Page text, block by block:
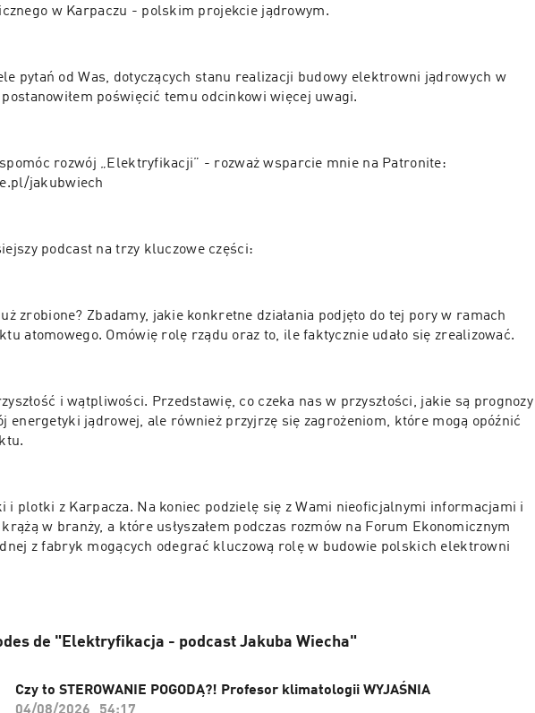
pytań od Was, dotyczących stanu realizacji budowy elektrowni jądrowych w
poświęcić temu odcinkowi więcej uwagi.
rozwój „Elektryfikacji” - rozważ wsparcie mnie na Patronite:
jakubwiech
podcast na trzy kluczowe części:
zrobione? Zbadamy, jakie konkretne działania podjęto do tej pory w ramach
i wątpliwości. Przedstawię, co czeka nas w przyszłości, jakie są prognozy
energetyki jądrowej, ale również przyjrzę się zagrożeniom, które mogą opóźnić
plotki z Karpacza. Na koniec podzielę się z Wami nieoficjalnymi informacjami i
w branży, a które usłyszałem podczas rozmów na Forum Ekonomicznym
z fabryk mogących odegrać kluczową rolę w budowie polskich elektrowni
de "Elektryfikacja - podcast Jakuba Wiecha"
Czy to STEROWANIE POGODĄ?! Profesor klimatologii WYJAŚNIA